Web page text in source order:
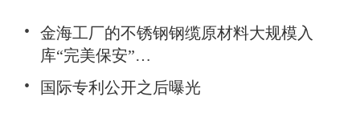
金海工厂的不锈钢钢缆原材料大规模入
库“完美保安”…
国际专利公开之后曝光